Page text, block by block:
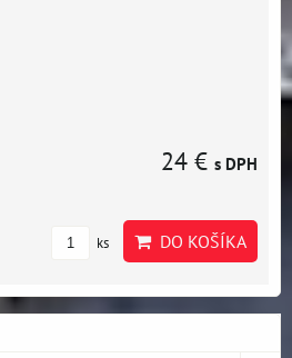
24 € s DPH
ks DO KOŠÍKA